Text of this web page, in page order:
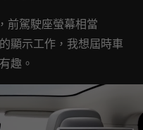
前駕駛座螢幕相當
顯示工作，我想屆時車
趣。